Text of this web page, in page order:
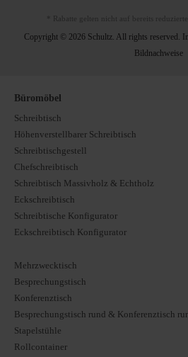
* Rabatte gelten nicht auf bereits
Copyright © 2026 Schultz. All rights reserved.
Bildnachweise
Büromöbel
Schreibtisch
Höhenverstellbarer Schreibtisch
Schreibtischgestell
Chefschreibtisch
Schreibtisch Massivholz & Echtholz
Eckschreibtisch
Schreibtische Konfigurator
Eckschreibtisch Konfigurator
Mehrzwecktisch
Besprechungstisch
Konferenztisch
Besprechungstisch rund & Konferenztisch
Stapelstühle
Rollcontainer